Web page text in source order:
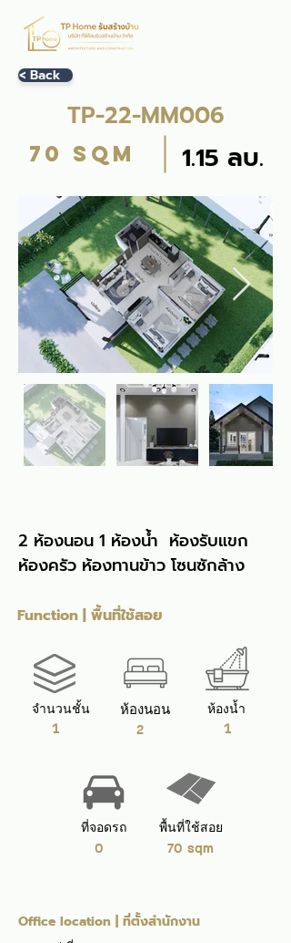
< Back
TP-22-MM006
70 sqm 1.15 ลบ.
2 ห้องนอน 1 ห้องน้ำ  ห้องรับแขก
ห้องครัว ห้องทานข้าว โซนซักล้าง
Function | พื้นที่ใช้สอย
จำนวนชั้น
2
ห้องนอน
0
ที่จอดรถ
70 sqm
พื้นที่ใช้สอย
ห้องน้ำ
1 1
Office location | ที่ตั้งสำนักงาน